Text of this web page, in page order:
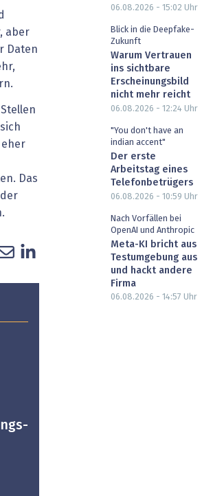
aber
Daten
Das
06.08.2026 - 15:02 Uhr
Blick in die Deepfake-
Zukunft
Warum Vertrauen
ins sichtbare
Erscheinungsbild
nicht mehr reicht
06.08.2026 - 12:24 Uhr
"You don't have an
indian accent"
Der erste
Arbeitstag eines
Telefonbetrügers
06.08.2026 - 10:59 Uhr
Nach Vorfällen bei
OpenAI und Anthropic
Meta-KI bricht aus
Testumgebung aus
und hackt andere
Firma
06.08.2026 - 14:57 Uhr